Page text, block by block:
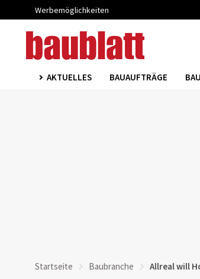
Werbemöglichkeiten
AKTUELLES BAUAUFTRÄGE
Startseite Baubranche Allreal will